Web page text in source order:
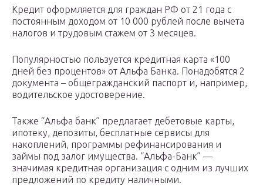
Кредит оформляется для граждан РФ от 21 года с
постоянным доходом от 10 000 рублей после вычета
налогов и трудовым стажем от 3 месяцев.
Популярностью пользуется кредитная карта «100
дней без процентов» от Альфа Банка. Понадобятся 2
документа – общегражданский паспорт и, например,
водительское удостоверение.
Также “Альфа банк” предлагает дебетовые карты,
ипотеку, депозиты, бесплатные сервисы для
накоплений, программы рефинансирования и
займы под залог имущества. “Альфа-Банк” —
значимая кредитная организация с одним из лучших
предложений по кредиту наличными.